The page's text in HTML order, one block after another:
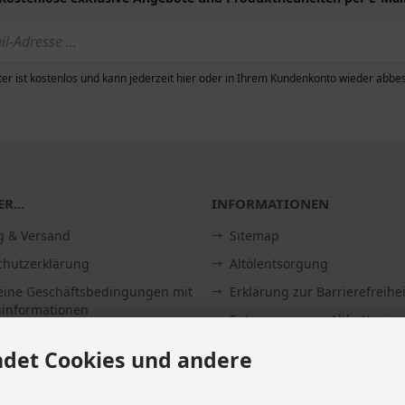
ist kostenlos und kann jederzeit hier oder in Ihrem Kundenkonto wieder
& Versand
Geschäftsbedingungen mit
INFORMATIONEN
Sitemap
Altölentsorgung
Erklärung zur
Entsorgung von Altbatterien
Cookies und andere